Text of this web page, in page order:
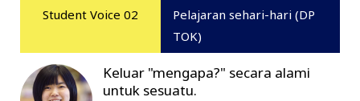
Student Voice 02
Pelajaran sehari-hari (DP
TOK)
Keluar "mengapa?" secara alami
untuk sesuatu.